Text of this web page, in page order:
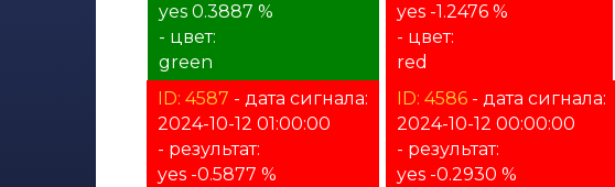
yes 0.3887 %
- цвет:
green
yes -1.2476 %
- цвет:
red
ID: 4587 - дата сигнала:
2024-10-12 01:00:00
- результат:
yes -0.5877 %
ID: 4586 - дата сигнала:
2024-10-12 00:00:00
- результат:
yes -0.2930 %